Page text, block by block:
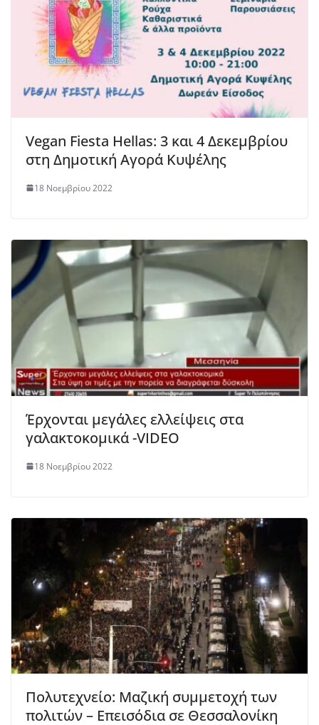
Vegan Fiesta Hellas: 3 και 4 Δεκεμβρίου
στη Δημοτική Αγορά Κυψέλης
18 Νοεμβρίου 2022
Έρχονται μεγάλες ελλείψεις στα
γαλακτοκομικά -VIDEO
18 Νοεμβρίου 2022
Πολυτεχνείο: Μαζική συμμετοχή των
πολιτών – Επεισόδια σε Θεσσαλονίκη